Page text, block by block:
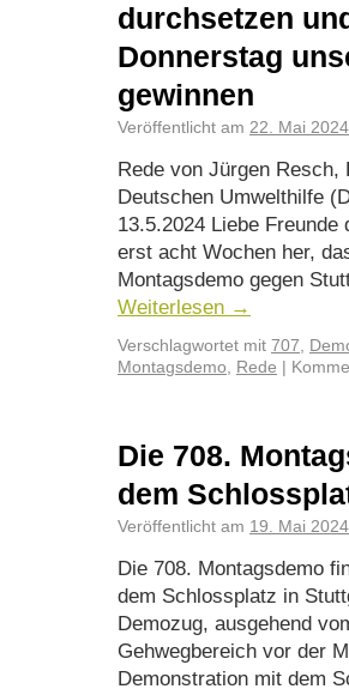
durchsetzen
Donnerstag
gewinnen
Veröffentlicht am 22. Mai 2024
Rede von Jürgen
Deutschen Umwelthilfe
13.5.2024 Liebe
erst acht Wochen her,
Montagsdemo gegen
Weiterlesen →
Verschlagwortet mit 707,
Montagsdemo, Rede
Die 708.
dem
Veröffentlicht am 19. Mai 2024
Die 708. Montagsdemo
dem Schlossplatz in
Demozug, ausgehend
Gehwegbereich vor der
Demonstration mit dem